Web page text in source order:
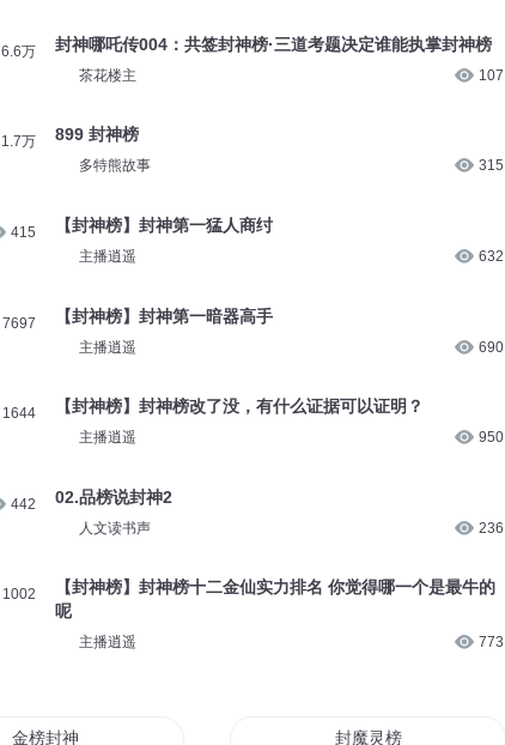
6.6万
1.7万
415
7697
1644
442
1002
封神哪吒传004：共签封神榜·三道考题决定谁能执掌封神榜
茶花楼主 107
899 封神榜
多特熊故事 315
【封神榜】封神第一猛人商纣
主播逍遥 632
【封神榜】封神第一暗器高手
主播逍遥 690
【封神榜】封神榜改了没，有什么证据可以证明？
主播逍遥 950
02.品榜说封神2
人文读书声 236
【封神榜】封神榜十二金仙实力排名 你觉得哪一个是最牛的
呢
主播逍遥 773
金榜封神 封魔灵榜